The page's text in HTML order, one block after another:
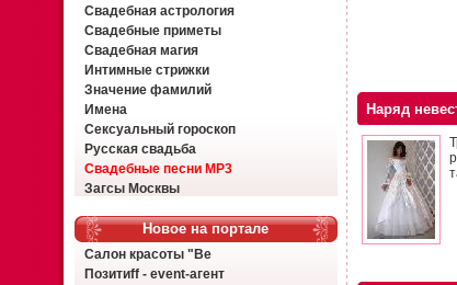
Свадебная астрология
Свадебные приметы
Свадебная магия
Интимные стрижки
Значение фамилий
Имена
Сексуальный гороскоп
Русская свадьба
Свадебные песни MP3
Загсы Москвы
Новое на портале
Салон красоты "Ве
Позитиff - event-агент
Наряд